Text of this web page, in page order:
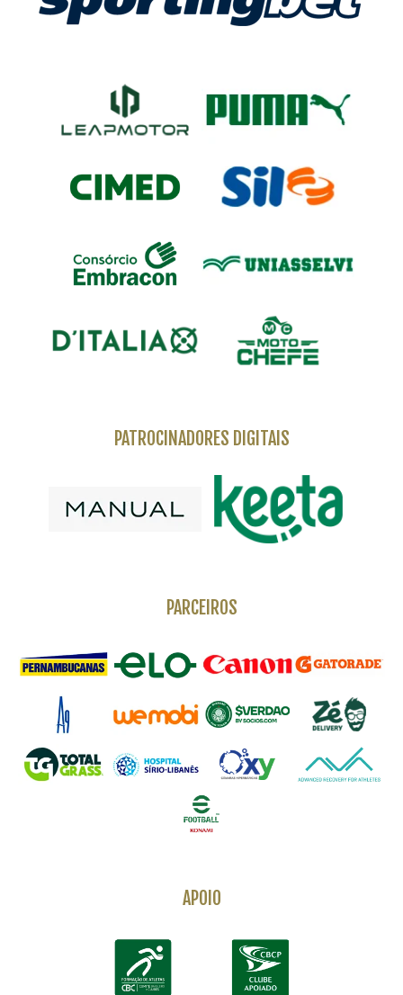
PATROCINADORES DIGITAIS
PARCEIROS
APOIO